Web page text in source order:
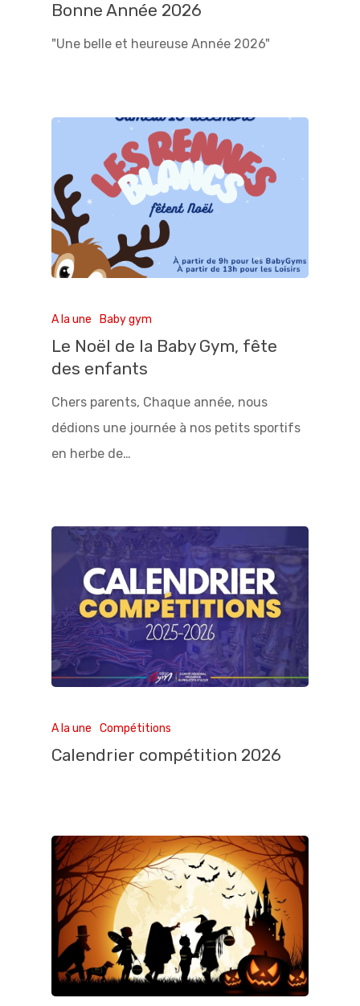
Bonne Année 2026
"Une belle et heureuse Année 2026"
A la une Baby gym
Le Noël de la Baby Gym, fête
des enfants
Chers parents, Chaque année, nous
dédions une journée à nos petits sportifs
en herbe de…
A la une Compétitions
Calendrier compétition 2026